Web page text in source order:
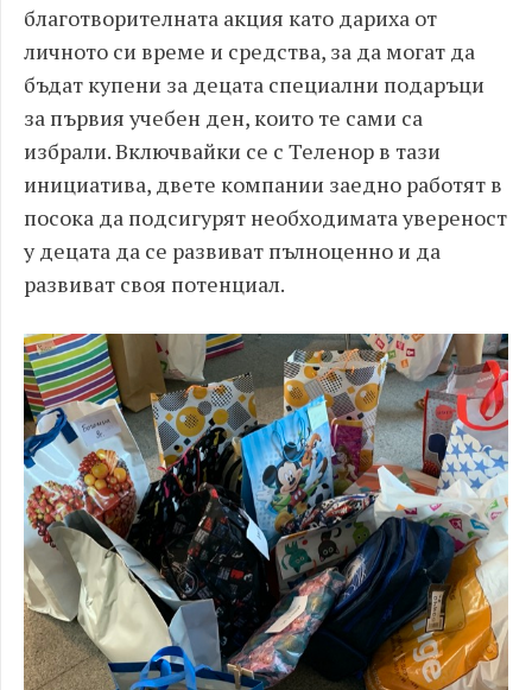
благотворителната акция като дариха от
личното си време и средства, за да могат да
бъдат купени за децата специални подаръци
за първия учебен ден, които те сами са
избрали. Включвайки се с Теленор в тази
инициатива, двете компании заедно работят в
посока да подсигурят необходимата увереност
у децата да се развиват пълноценно и да
развиват своя потенциал.